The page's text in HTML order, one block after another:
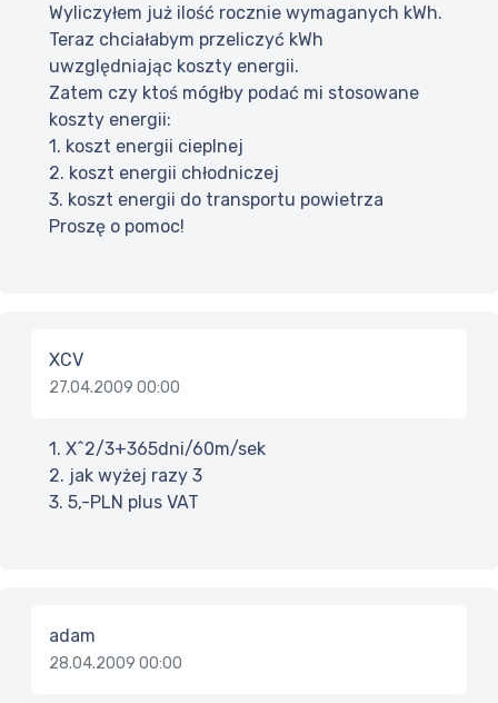
Wyliczyłem już ilość rocznie wymaganych kWh.
Teraz chciałabym przeliczyć kWh
uwzględniając koszty energii.
Zatem czy ktoś mógłby podać mi stosowane
koszty energii:
1. koszt energii cieplnej
2. koszt energii chłodniczej
3. koszt energii do transportu powietrza
Proszę o pomoc!
XCV
27.04.2009 00:00
1. X^2/3+365dni/60m/sek
2. jak wyżej razy 3
3. 5,-PLN plus VAT
adam
28.04.2009 00:00